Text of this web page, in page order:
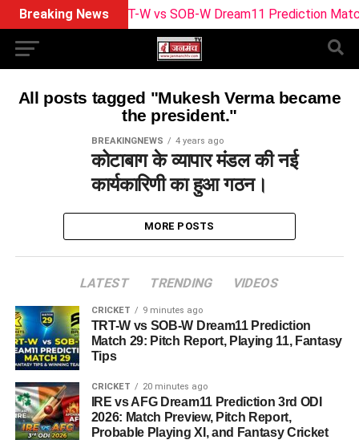
Breaking NewsTRT-W vs SOB-W Dream11 Prediction Match
All posts tagged "Mukesh Verma became
the president."
BREAKINGNEWS 4 years ago
कोटाबाग के व्यापार मंडल की नई
कार्यकारिणी का हुआ गठन।
MORE POSTS
LATEST TRENDING VIDEOS
CRICKET 9 minutes ago
TRT-W vs SOB-W Dream11 Prediction
Match 29: Pitch Report, Playing 11, Fantasy
Tips
CRICKET 20 minutes ago
IRE vs AFG Dream11 Prediction 3rd ODI
2026: Match Preview, Pitch Report,
Probable Playing XI, and Fantasy Cricket